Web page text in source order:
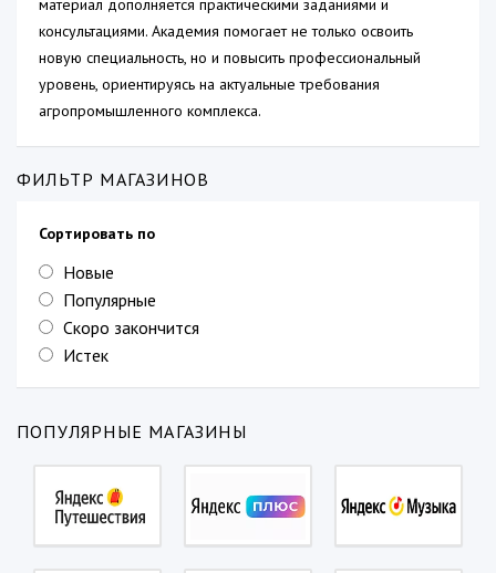
материал дополняется практическими заданиями и
консультациями. Академия помогает не только освоить
новую специальность, но и повысить профессиональный
уровень, ориентируясь на актуальные требования
агропромышленного комплекса.
ФИЛЬТР МАГАЗИНОВ
Сортировать по
Новые
Популярные
Скоро закончится
Истек
ПОПУЛЯРНЫЕ МАГАЗИНЫ